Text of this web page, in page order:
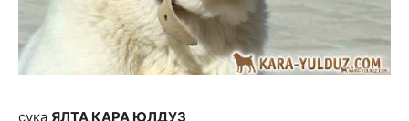
сука ЯЛТА КАРА ЮЛДУЗ